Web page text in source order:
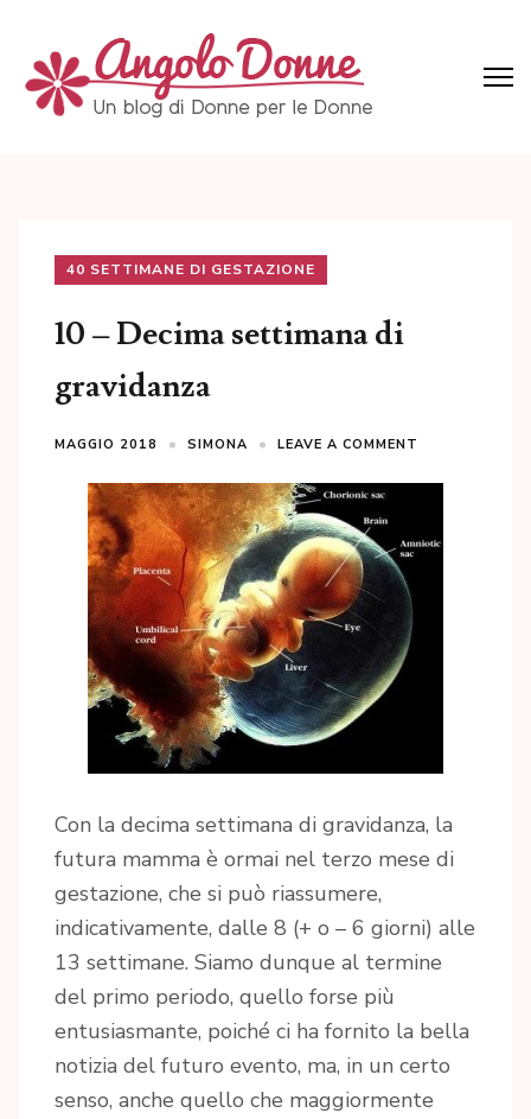
content
(Press
40 SETTIMANE DI GESTAZIONE
10 – Decima settimana di
gravidanza
MAGGIO 2018 SIMONA LEAVE A COMMENT
Con la decima settimana di gravidanza, la
futura mamma è ormai nel terzo mese di
gestazione, che si può riassumere,
indicativamente, dalle 8 (+ o – 6 giorni) alle
13 settimane. Siamo dunque al termine
del primo periodo, quello forse più
entusiasmante, poiché ci ha fornito la bella
notizia del futuro evento, ma, in un certo
senso, anche quello che maggiormente